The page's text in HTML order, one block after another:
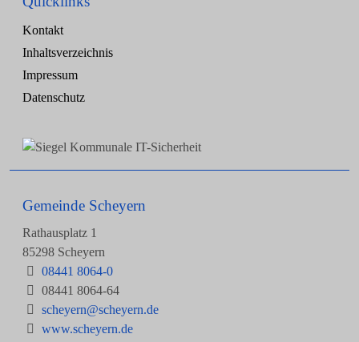
Kontakt
Inhaltsverzeichnis
Impressum
Datenschutz
Gemeinde Scheyern
Rathausplatz 1
85298 Scheyern
08441 8064-0
08441 8064-64
scheyern@scheyern.de
www.scheyern.de